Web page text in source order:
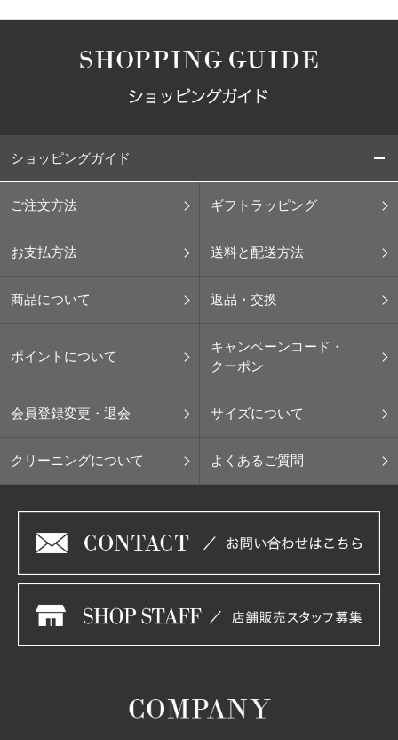
ショッピングガイド
ご注文方法 ギフトラッピング
お支払方法 送料と配送方法
商品について 返品・交換
ポイントについて
キャンペーンコード・
クーポン
会員登録変更・退会 サイズについて
クリーニングについて よくあるご質問